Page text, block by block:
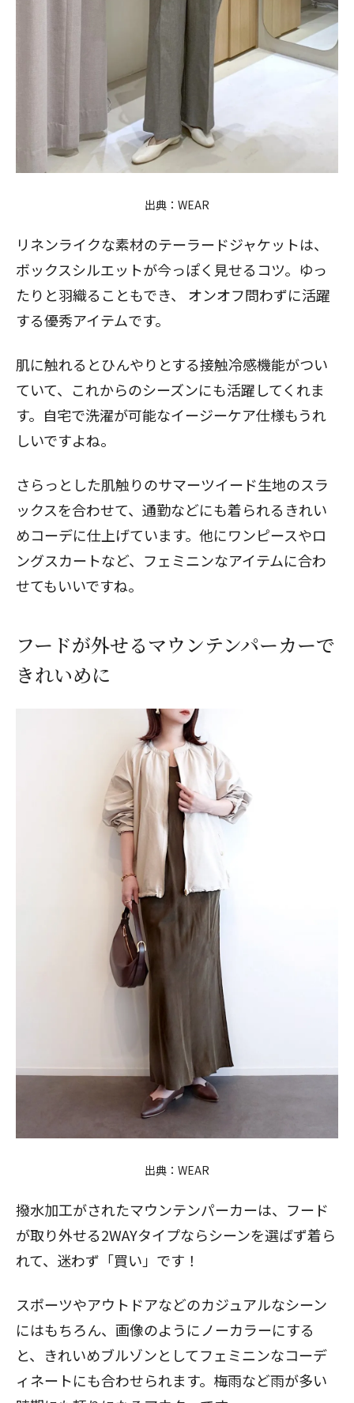
出典： WEAR
リネンライクな素材のテーラードジャケットは、
ボックスシルエットが今っぽく見せるコツ。ゆっ
たりと羽織ることもでき、 オンオフ問わずに活躍
する優秀アイテムです。
肌に触れるとひんやりとする接触冷感機能がつい
ていて、これからのシーズンにも活躍してくれま
す。自宅で洗濯が可能なイージーケア仕様もうれ
しいですよね。
さらっとした肌触りのサマーツイード生地のスラ
ックスを合わせて、通勤などにも着られるきれい
めコーデに仕上げています。他にワンピースやロ
ングスカートなど、フェミニンなアイテムに合わ
せてもいいですね。
フードが外せるマウンテンパーカーで
きれいめに
出典： WEAR
撥水加工がされたマウンテンパーカーは、フード
が取り外せる2WAYタイプならシーンを選ばず着ら
れて、迷わず「買い」です！
スポーツやアウトドアなどのカジュアルなシーン
にはもちろん、画像のようにノーカラーにする
と、きれいめブルゾンとしてフェミニンなコーデ
ィネートにも合わせられます。梅雨など雨が多い